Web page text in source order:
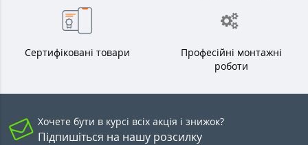
Сертифіковані товари
Професійні монтажні
роботи
Хочете бути в курсі всіх акція і знижок?
Підпишіться на нашу розсилку